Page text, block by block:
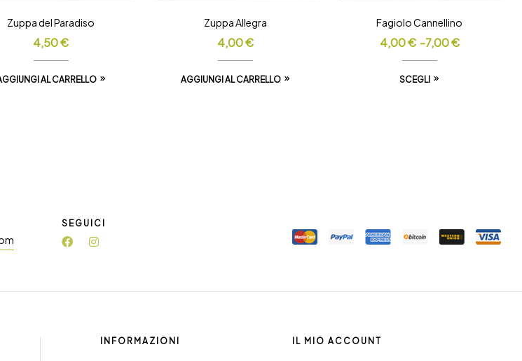
Zuppa del Paradiso
4,50€
AL CARRELLO
Zuppa Allegra
4,00€
AGGIUNGI AL CARRELLO
Fagiolo Cannellino
4,00€ -7,00€
SCEGLI
SEGUICI
INFORMAZIONI IL MIO ACCOUNT